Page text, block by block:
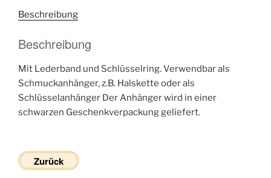
Beschreibung
Beschreibung
Mit Lederband und Schlüsselring. Verwendbar als
Schmuckanhänger, z.B. Halskette oder als
Schlüsselanhänger Der Anhänger wird in einer
schwarzen Geschenkverpackung geliefert.
Zurück